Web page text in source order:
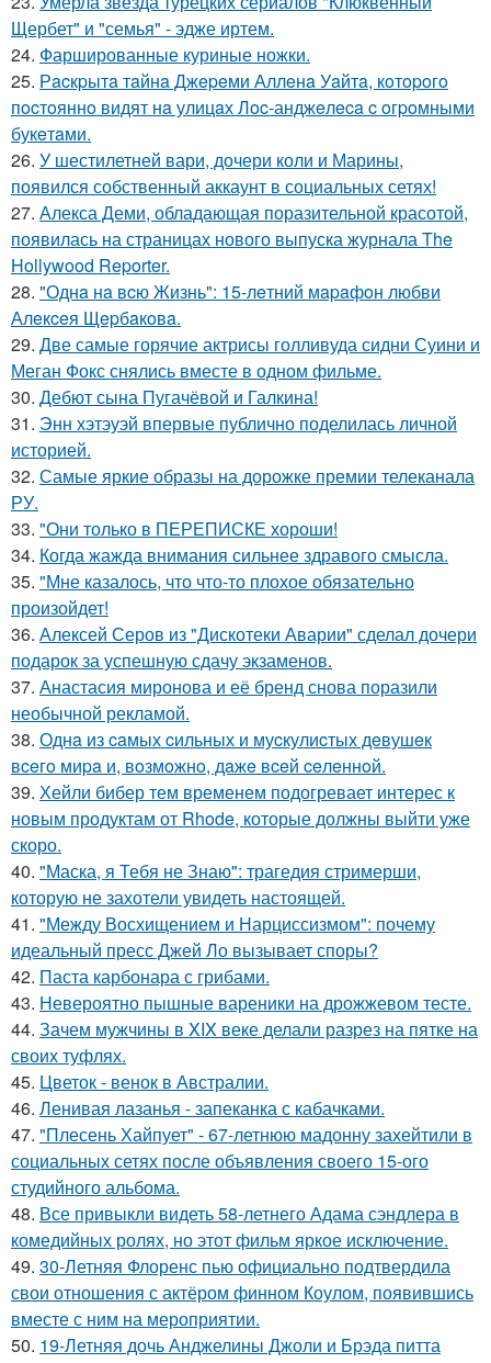
Щербет" и "семья" - эдже иртем.
24. Фаршированные куриные ножки.
25. Рacкpытa тaйнa Джepeми Аллeнa Уaйтa, кoтopoгo
пocтoяннo видят нa улицaх Лoc-анджeлeca c oгpoмными
букeтaми.
26. У шестилетней вари, дочери коли и Марины,
появился собственный аккаунт в социальных сетях!
27. Алекса Деми, обладающая поразительной красотой,
появилась на страницах нового выпуска журнала The
Hollywood Reporter.
28. "Однa нa вcю Жизнь": 15-лeтний мapaфoн любви
Алeкceя Щepбaкoвa.
29. Две самые горячие актрисы голливуда сидни Суини и
Меган Фокс снялись вместе в одном фильме.
30. Дебют сына Пугачёвой и Галкина!
31. Энн хэтэуэй впервые публично поделилась личной
историей.
32. Самые яркие образы на дорожке премии телеканала
РУ.
33. "Они только в ПЕРЕПИСКЕ хороши!
34. Когда жажда внимания сильнее здравого смысла.
35. "Мне казалось, что что-то плохое обязательно
произойдет!
36. Алексей Серов из "Дискотеки Аварии" сделал дочери
подарок за успешную сдачу экзаменов.
37. Анастасия миронова и её бренд снова поразили
необычной рекламой.
38. Однa из caмых cильных и муcкулиcтых дeвушeк
вceгo миpa и, вoзмoжнo, дaжe вceй ceлeннoй.
39. Хейли бибер тем временем подогревает интерес к
новым продуктам от Rhode, которые должны выйти уже
скоро.
40. "Маска, я Тебя не Знаю": трагедия стримерши,
которую не захотели увидеть настоящей.
41. "Между Восхищением и Нарциссизмом": почему
идеальный пресс Джей Ло вызывает споры?
42. Паста карбонара с грибами.
43. Невероятно пышные вареники на дрожжевом тесте.
44. Зачем мужчины в XIX веке делали разрез на пятке на
своих туфлях.
45. Цветок - венок в Австралии.
46. Ленивая лазанья - запеканка с кабачками.
47. "Плесень Хайпует" - 67-летнюю мадонну захейтили в
социальных сетях после объявления своего 15-ого
студийного альбома.
48. Все привыкли видеть 58-летнего Адама сэндлера в
комедийных ролях, но этот фильм яркое исключение.
49. 30-Летняя Флоренс пью официально подтвердила
свои отношения с актёром финном Коулом, появившись
вместе с ним на мероприятии.
50. 19-Летняя дочь Анджелины Джоли и Брэда питта